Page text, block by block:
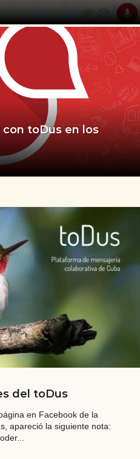
con toDus en los
del toDus
en Facebook de la
apareció la siguiente nota: